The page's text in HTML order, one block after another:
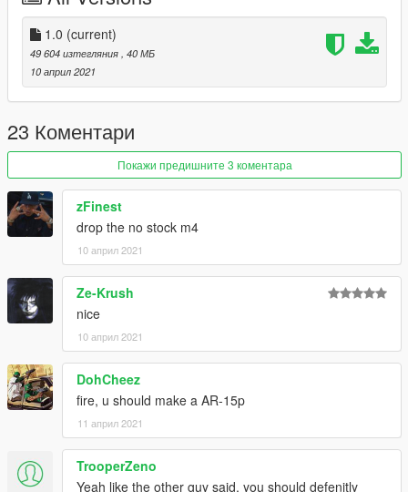
1.0 (current)
49 604 изтегляния, 40 МБ
10 април 2021
23 Коментари
Покажи предишните 3 коментара
zFinest
drop the no stock m4
10 април 2021
Ze-Krush
nice
10 април 2021
DohCheez
fire, u should make a AR-15p
11 април 2021
TrooperZeno
Yeah like the other guy said, you should defenitly